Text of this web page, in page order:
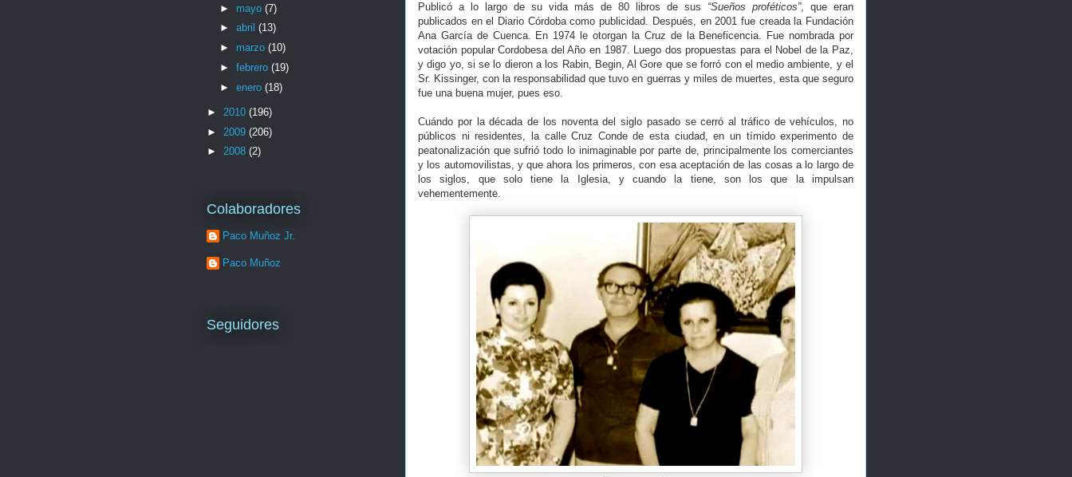
Publicó a lo largo de su vida más de 80 libros de sus “Sueños proféticos”, que eran
publicados en el Diario Córdoba como publicidad. Después, en 2001 fue creada la Fundación
Ana García de Cuenca. En 1974 le otorgan la Cruz de la Beneficencia. Fue nombrada por
votación popular Cordobesa del Año en 1987. Luego dos propuestas para el Nobel de la Paz,
y digo yo, si se lo dieron a los Rabin, Begin, Al Gore que se forró con el medio ambiente, y el
Sr. Kissinger, con la responsabilidad que tuvo en guerras y miles de muertes, esta que seguro
fue una buena mujer, pues eso.
Cuándo por la década de los noventa del siglo pasado se cerró al tráfico de vehículos, no
públicos ni residentes, la calle Cruz Conde de esta ciudad, en un tímido experimento de
peatonalización que sufrió todo lo inimaginable por parte de, principalmente los comerciantes
y los automovilistas, y que ahora los primeros, con esa aceptación de las cosas a lo largo de
los siglos, que solo tiene la Iglesia, y cuando la tiene, son los que la impulsan
vehementemente.
► mayo (7)
► abril (13)
► marzo (10)
► febrero (19)
► enero (18)
► 2010 (196)
► 2009 (206)
► 2008 (2)
Colaboradores
Paco Muñoz Jr.
Paco Muñoz
Seguidores